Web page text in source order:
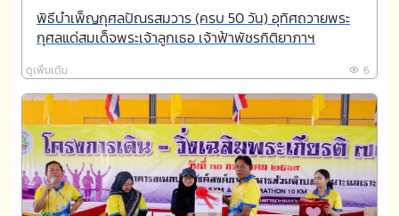
พิธีบำเพ็ญกุศลปัณรสมวาร (ครบ 50 วัน) อุทิศถวายพระ
กุศลแด่สมเด็จพระเจ้าลูกเธอ เจ้าฟ้าพัชรกิติยาภาฯ
ดูเพิ่มเติม 6